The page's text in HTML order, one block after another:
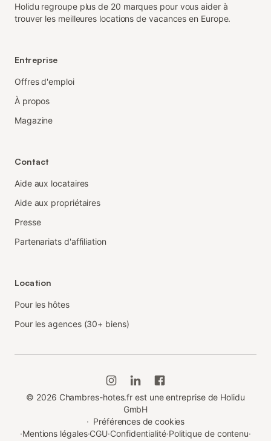
Holidu regroupe plus de 20 marques pour vous aider à
trouver les meilleures locations de vacances en Europe.
Entreprise
Offres d'emploi
À propos
Magazine
Contact
Aide aux locataires
Aide aux propriétaires
Presse
Partenariats d'affiliation
Location
Pour les hôtes
Pour les agences (30+ biens)
© 2026 Chambres-hotes.fr est une entreprise de Holidu
GmbH
· Préférences de cookies
·Mentions légales·CGU·Confidentialité·Politique de contenu·